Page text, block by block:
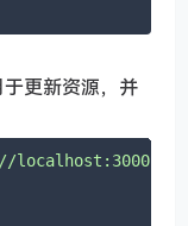
更新资源，并